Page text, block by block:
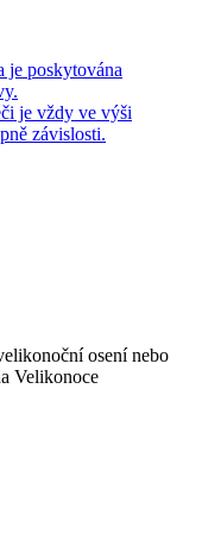
je poskytována
je vždy ve výši
závislosti.
osení nebo
Velikonoce